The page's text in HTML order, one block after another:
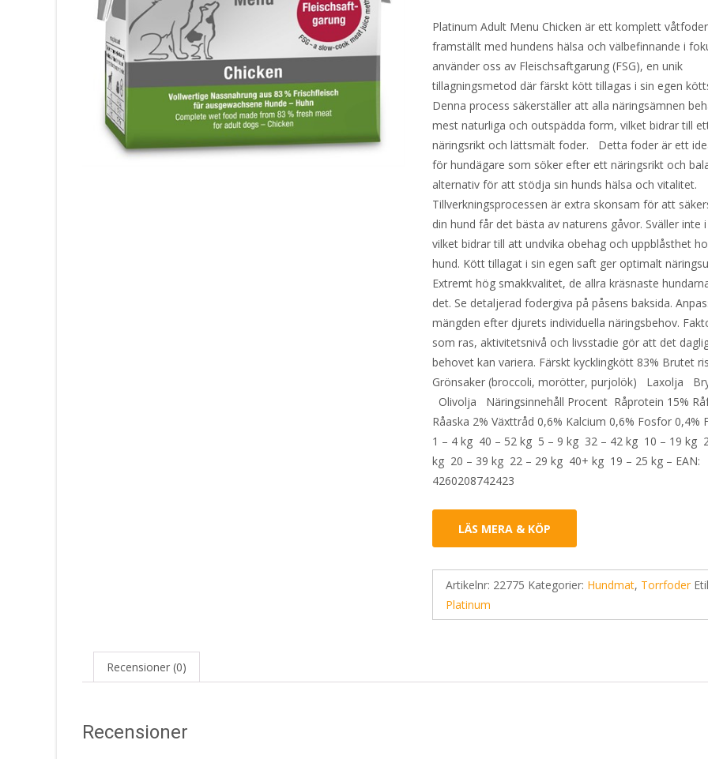
Platinum Adult Menu Chicken är ett komplett
framställt med hundens hälsa och välbefinnande i
använder oss av Fleischsaftgarung (FSG), en unik
tillagningsmetod där färskt kött tillagas i sin egen
Denna process säkerställer att alla näringsämnen
mest naturliga och outspädda form, vilket bidrar till
näringsrikt och lättsmält foder. Detta foder är ett
för hundägare som söker efter ett näringsrikt och
alternativ för att stödja sin hunds hälsa och vitalitet.
Tillverkningsprocessen är extra skonsam för att
din hund får det bästa av naturens gåvor. Sväller inte
vilket bidrar till att undvika obehag och uppblåsthet
hund. Kött tillagat i sin egen saft ger optimalt
Extremt hög smakkvalitet, de allra kräsnaste
det. Se detaljerad fodergiva på påsens baksida.
mängden efter djurets individuella näringsbehov.
som ras, aktivitetsnivå och livsstadie gör att det
behovet kan variera. Färskt kycklingkött 83% Brutet
Grönsaker (broccoli, morötter, purjolök) Laxolja
Olivolja Näringsinnehåll Procent Råprotein 15%
Råaska 2% Växttråd 0,6% Kalcium 0,6% Fosfor 0,4%
1 – 4 kg 40 – 52 kg 5 – 9 kg 32 – 42 kg 10 – 19 kg
kg 20 – 39 kg 22 – 29 kg 40+ kg 19 – 25 kg – EAN:
4260208742423
LÄS MERA & KÖP
Artikelnr: 22775 Kategorier: Hundmat, Torrfoder
Platinum
Recensioner (0)
Recensioner